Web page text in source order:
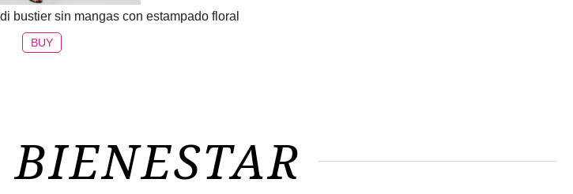
bustier sin mangas con estampado floral
BUY